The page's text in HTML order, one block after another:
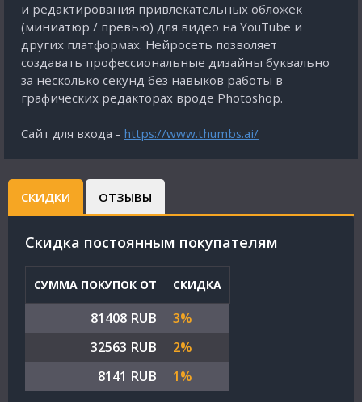
и редактирования привлекательных обложек
(миниатюр / превью) для видео на YouTube и
других платформах. Нейросеть позволяет
создавать профессиональные дизайны буквально
за несколько секунд без навыков работы в
графических редакторах вроде Photoshop.
Сайт для входа - https://www.thumbs.ai/
СКИДКИ ОТЗЫВЫ
Cкидка постоянным покупателям
СУММА ПОКУПОК ОТ СКИДКА
81408 RUB
3%
32563 RUB
2%
8141 RUB
1%